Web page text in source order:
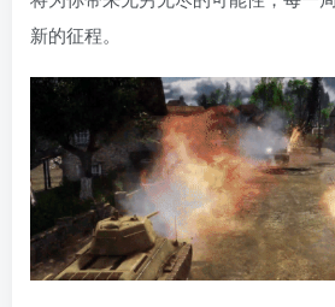
新的征程。